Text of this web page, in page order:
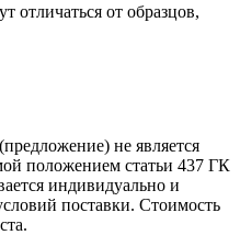
отличаться от образцов,
не является
положением статьи 437 ГК
индивидуально и
поставки. Стоимость